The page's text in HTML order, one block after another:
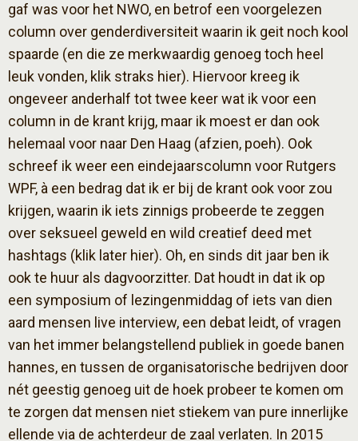
gaf was voor het NWO, en betrof een voorgelezen
column over genderdiversiteit waarin ik geit noch kool
spaarde (en die ze merkwaardig genoeg toch heel
leuk vonden, klik straks hier). Hiervoor kreeg ik
ongeveer anderhalf tot twee keer wat ik voor een
column in de krant krijg, maar ik moest er dan ook
helemaal voor naar Den Haag (afzien, poeh). Ook
schreef ik weer een eindejaarscolumn voor Rutgers
WPF, à een bedrag dat ik er bij de krant ook voor zou
krijgen, waarin ik iets zinnigs probeerde te zeggen
over seksueel geweld en wild creatief deed met
hashtags (klik later hier). Oh, en sinds dit jaar ben ik
ook te huur als dagvoorzitter. Dat houdt in dat ik op
een symposium of lezingenmiddag of iets van dien
aard mensen live interview, een debat leidt, of vragen
van het immer belangstellend publiek in goede banen
hannes, en tussen de organisatorische bedrijven door
nét geestig genoeg uit de hoek probeer te komen om
te zorgen dat mensen niet stiekem van pure innerlijke
ellende via de achterdeur de zaal verlaten. In 2015